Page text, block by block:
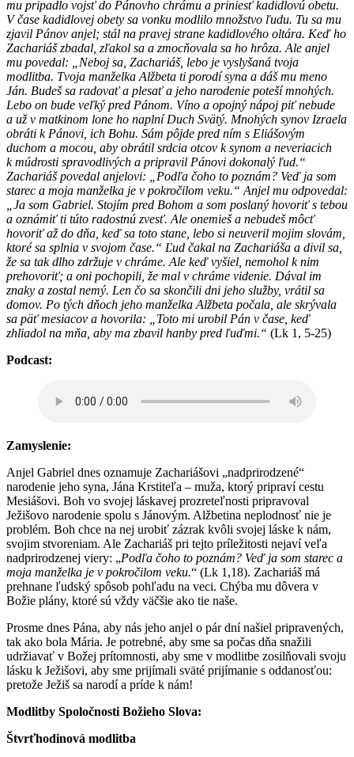
mu pripadlo vojsť do Pánovho chrámu a priniesť kadidlovú obetu.
V čase kadidlovej obety sa vonku modlilo množstvo ľudu. Tu sa mu
zjavil Pánov anjel; stál na pravej strane kadidlového oltára. Keď ho
Zachariáš zbadal, zľakol sa a zmocňovala sa ho hrôza. Ale anjel
mu povedal: „Neboj sa, Zachariáš, lebo je vyslyšaná tvoja
modlitba. Tvoja manželka Alžbeta ti porodí syna a dáš mu meno
Ján. Budeš sa radovať a plesať a jeho narodenie poteší mnohých.
Lebo on bude veľký pred Pánom. Víno a opojný nápoj piť nebude
a už v matkinom lone ho naplní Duch Svätý. Mnohých synov Izraela
obráti k Pánovi, ich Bohu. Sám pôjde pred ním s Eliášovým
duchom a mocou, aby obrátil srdcia otcov k synom a neveriacich
k múdrosti spravodlivých a pripravil Pánovi dokonalý ľud.“
Zachariáš povedal anjelovi: „Podľa čoho to poznám? Veď ja som
starec a moja manželka je v pokročilom veku.“ Anjel mu odpovedal:
„Ja som Gabriel. Stojím pred Bohom a som poslaný hovoriť s tebou
a oznámiť ti túto radostnú zvesť. Ale onemieš a nebudeš môcť
hovoriť až do dňa, keď sa toto stane, lebo si neuveril mojim slovám,
ktoré sa splnia v svojom čase.“ Ľud čakal na Zachariáša a divil sa,
že sa tak dlho zdržuje v chráme. Ale keď vyšiel, nemohol k nim
prehovoriť; a oni pochopili, že mal v chráme videnie. Dával im
znaky a zostal nemý. Len čo sa skončili dni jeho služby, vrátil sa
domov. Po tých dňoch jeho manželka Alžbeta počala, ale skrývala
sa päť mesiacov a hovorila: „Toto mi urobil Pán v čase, keď
zhliadol na mňa, aby ma zbavil hanby pred ľuďmi.“ (Lk 1, 5-25)
Podcast:
Zamyslenie:
Anjel Gabriel dnes oznamuje Zachariášovi „nadprirodzené“
narodenie jeho syna, Jána Krstiteľa – muža, ktorý pripraví cestu
Mesiášovi. Boh vo svojej láskavej prozreteľnosti pripravoval
Ježišovo narodenie spolu s Jánovým. Alžbetina neplodnosť nie je
problém. Boh chce na nej urobiť zázrak kvôli svojej láske k nám,
svojim stvoreniam. Ale Zachariáš pri tejto príležitosti nejaví veľa
nadprirodzenej viery: „Podľa čoho to poznám? Veď ja som starec a
moja manželka je v pokročilom veku.“ (Lk 1,18). Zachariáš má
prehnane ľudský spôsob pohľadu na veci. Chýba mu dôvera v
Božie plány, ktoré sú vždy väčšie ako tie naše.
Prosme dnes Pána, aby nás jeho anjel o pár dní našiel pripravených,
tak ako bola Mária. Je potrebné, aby sme sa počas dňa snažili
udržiavať v Božej prítomnosti, aby sme v modlitbe zosilňovali svoju
lásku k Ježišovi, aby sme prijímali sväté prijímanie s oddanosťou:
pretože Ježiš sa narodí a príde k nám!
Modlitby Spoločnosti Božieho Slova:
Štvrťhodinová modlitba